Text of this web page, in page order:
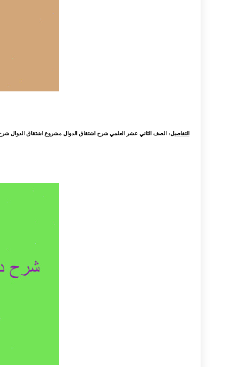
التفاصيل: الصف الثاني عشر العلمي شرح اشتقاق الدوال مشروع اشتقاق الدوال